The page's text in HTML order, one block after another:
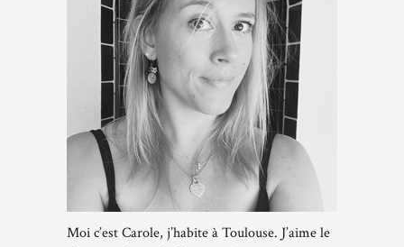
Moi c’est Carole, j’habite à Toulouse. J’aime le